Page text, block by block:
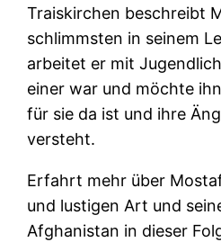
Traiskirchen beschreibt
schlimmsten in seinem
arbeitet er mit
einer war und möchte
für sie da ist und ihre
versteht.
Erfahrt mehr über
und lustigen Art und
Afghanistan in dieser